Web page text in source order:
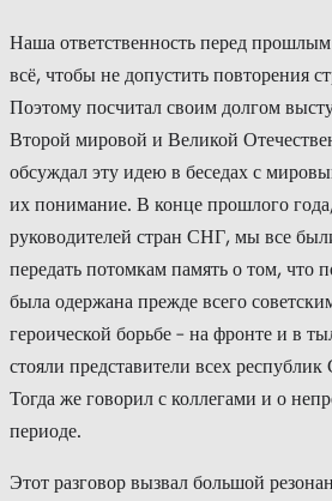
Наша ответственность перед
всё, чтобы не допустить повторения
Поэтому посчитал своим долгом
Второй мировой и Великой
обсуждал эту идею в беседах с
их понимание. В конце прошлого
руководителей стран СНГ, мы все
передать потомкам память о том, что
была одержана прежде всего
героической борьбе – на фронте и в
стояли представители всех
Тогда же говорил с коллегами и о
периоде.
Этот разговор вызвал большой